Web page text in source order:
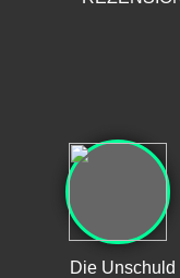
Die Unschuld